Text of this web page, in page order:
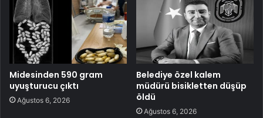
Midesinden 590 gram
uyuşturucu çıktı
Ağustos 6, 2026
Belediye özel kalem
müdürü bisikletten düşüp
öldü
Ağustos 6, 2026